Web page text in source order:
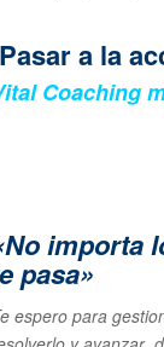
a la
Coaching
importa
pasa»
espero para